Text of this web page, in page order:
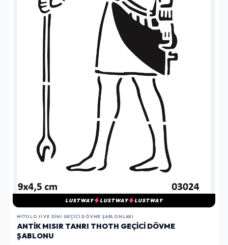
LUSTWAY LUSTWAY LUSTWAY
MITOLOJI VE DINI GEÇICI DÖVME ŞABLONLARI
ANTIK MISIR TANRI THOTH GEÇICI DÖVME
ŞABLONU